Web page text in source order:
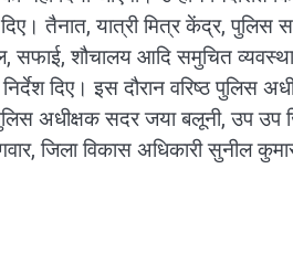
तैनात, यात्री मित्र केंद्र, पुलिस
शौचालय आदि समुचित व्यवस्था
दिए। इस दौरान वरिष्ठ पुलिस
अधीक्षक सदर जया बलूनी, उप उप
जिला विकास अधिकारी सुनील